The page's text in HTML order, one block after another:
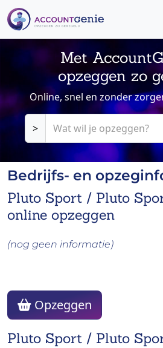
Met
opzeggen zo
Online, snel en zonder
>
Bedrijfs- en
Pluto Sport / Pluto
online opzeggen
(nog geen informatie)
Pluto Sport / Pluto
Opzeggen